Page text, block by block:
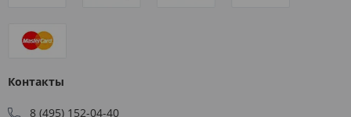
Контакты
8 (495) 152-04-40